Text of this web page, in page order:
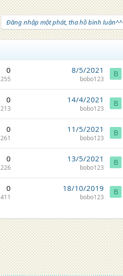
Đăng nhập một phát, tha hồ bình luận^^
0
255
8/5/2021
bobo123
B
0
213
14/4/2021
bobo123
B
0
261
11/5/2021
bobo123
B
0
226
13/5/2021
bobo123
B
0
411
18/10/2019
bobo123
B